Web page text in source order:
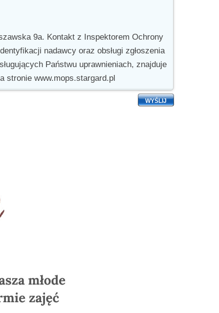
9a. Kontakt z Inspektorem Ochrony
nadawcy oraz obsługi zgłoszenia
Państwu uprawnieniach, znajduje
stronie www.mops.stargard.pl
WYŚLIJ